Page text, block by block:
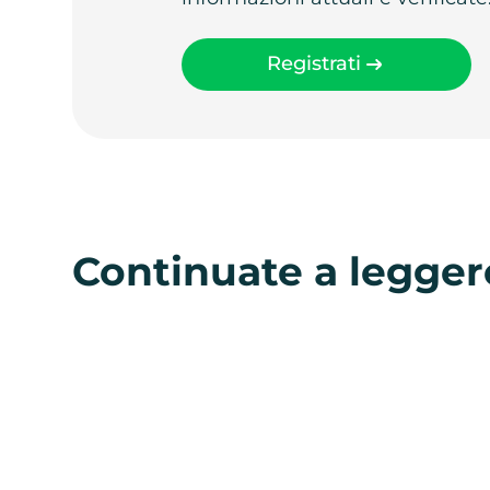
Registrati
Continuate a